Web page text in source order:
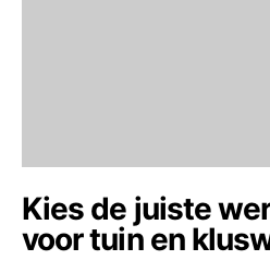
Kies de juiste
voor tuin en